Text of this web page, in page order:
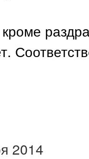
2014